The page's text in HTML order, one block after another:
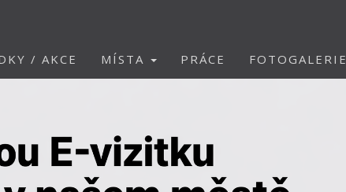
/ AKCE MÍSTA PRÁCE FOTOGALERIE